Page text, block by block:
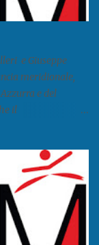
e Giuseppe
meridionale,
e del
il
a Marsiglia è
perché
Livorno e
Secondo il
narcotraffico dal
è una città